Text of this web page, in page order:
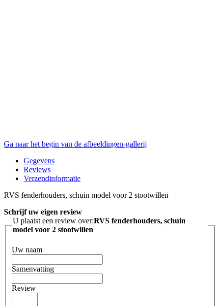
Ga naar het begin van de afbeeldingen-gallerij
Gegevens
Reviews
Verzendinformatie
RVS fenderhouders, schuin model voor 2 stootwillen
Schrijf uw eigen review
U plaatst een review over:RVS fenderhouders, schuin
model voor 2 stootwillen
Uw naam
Samenvatting
Review